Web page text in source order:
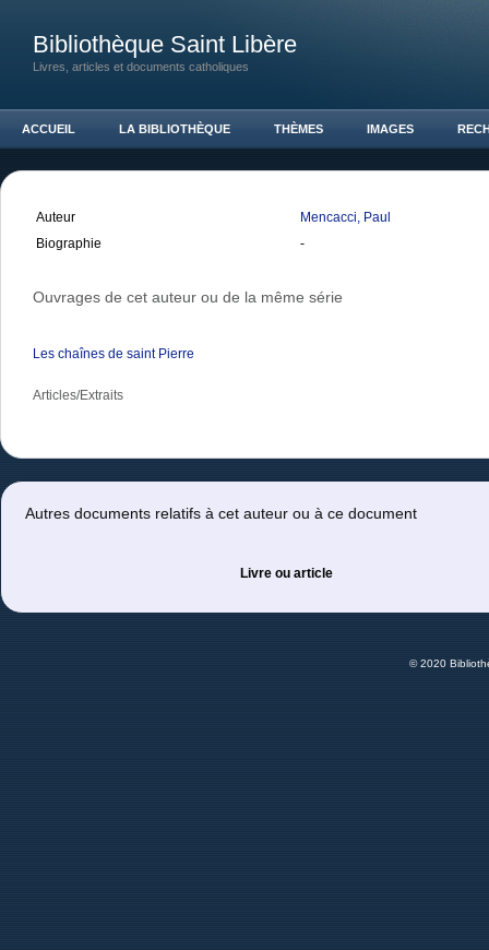
Bibliothèque Saint Libère
Livres, articles et documents catholiques
ACCUEIL LA BIBLIOTHÈQUE THÈMES IMAGES
Auteur
Mencacci, Paul
Biographie
-
Ouvrages de cet auteur ou de la même série
Les chaînes de saint Pierre
Articles/Extraits
Autres documents relatifs à cet auteur ou à ce document
Livre ou article
© 2020